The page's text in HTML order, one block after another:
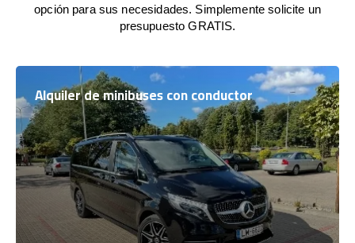
opción para sus necesidades. Simplemente solicite un
presupuesto GRATIS.
Alquiler de minibuses con conductor